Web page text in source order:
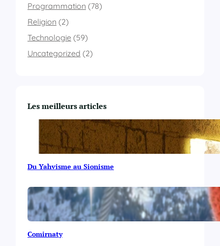
Programmation (78)
Religion (2)
Technologie (59)
Uncategorized (2)
Les meilleurs articles
Du Yahvisme au Sionisme
Comirnaty